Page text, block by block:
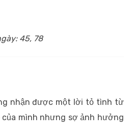
45, 78
nhận được một lời tỏ tình từ
mình nhưng sợ ảnh hưởng